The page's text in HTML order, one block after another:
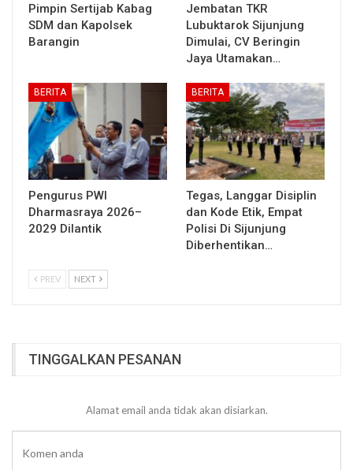
Pimpin Sertijab Kabag
SDM dan Kapolsek
Barangin
Jembatan TKR
Lubuktarok Sijunjung
Dimulai, CV Beringin
Jaya Utamakan…
BERITA
Pengurus PWI
Dharmasraya 2026–
2029 Dilantik
BERITA
Tegas, Langgar Disiplin
dan Kode Etik, Empat
Polisi Di Sijunjung
Diberhentikan…
PREV NEXT
TINGGALKAN PESANAN
Alamat email anda tidak akan disiarkan.